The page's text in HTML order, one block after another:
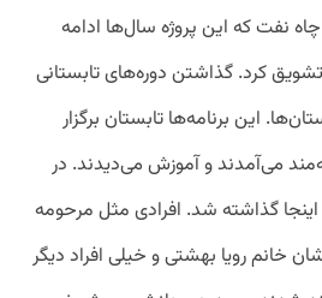
نفت که این پروژه سال‌ها ادامه
کرد. گذاشتن دوره‌های تابستانی
این برنامه‌ها تابستان برگزار
می‌آمدند و آموزش می‌دیدند. در
اینجا گذاشته شد. افرادی مثل مرحومه
خانم رویا بهشتی و خیلی افراد دیگر